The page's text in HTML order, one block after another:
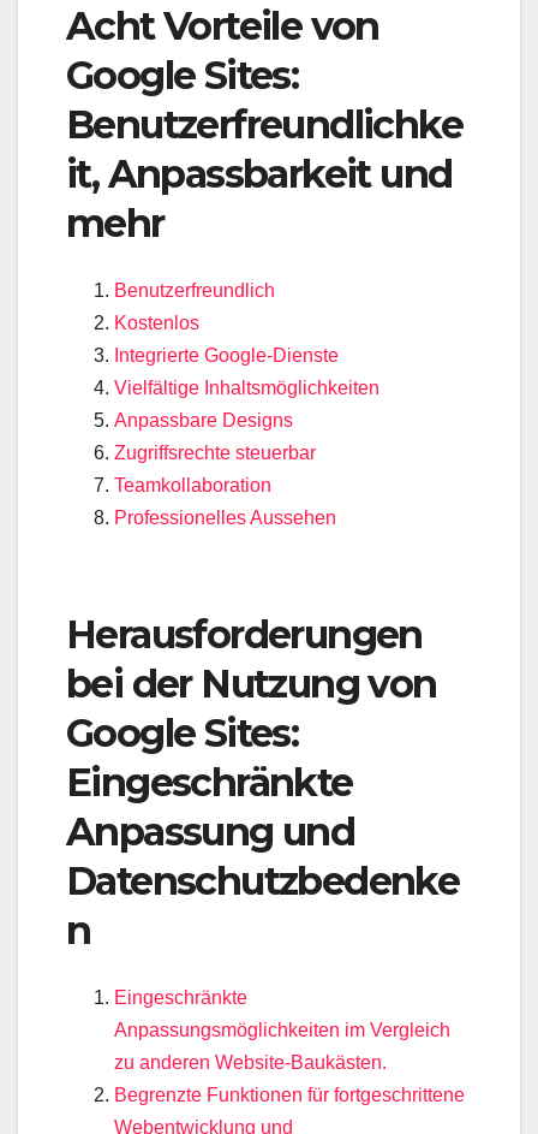
Acht Vorteile von
Google Sites:
Benutzerfreundlichke
it, Anpassbarkeit und
mehr
Benutzerfreundlich
Kostenlos
Integrierte Google-Dienste
Vielfältige Inhaltsmöglichkeiten
Anpassbare Designs
Zugriffsrechte steuerbar
Teamkollaboration
Professionelles Aussehen
Herausforderungen
bei der Nutzung von
Google Sites:
Eingeschränkte
Anpassung und
Datenschutzbedenke
n
Eingeschränkte
Anpassungsmöglichkeiten im Vergleich
zu anderen Website-Baukästen.
Begrenzte Funktionen für fortgeschrittene
Webentwicklung und